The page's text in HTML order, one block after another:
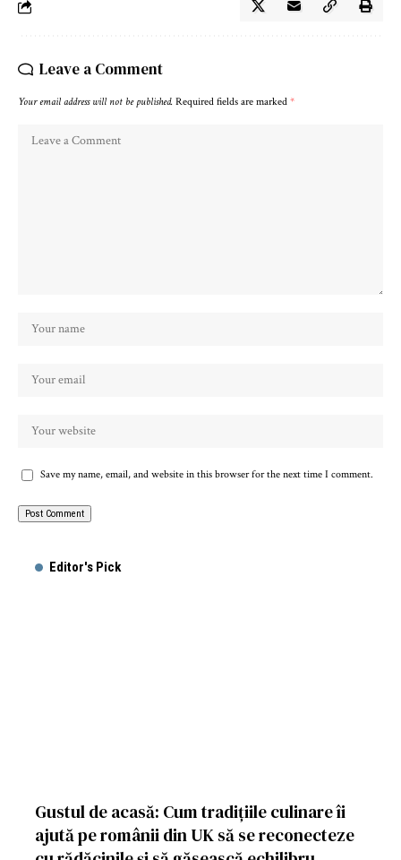
Leave a Comment
Your email address will not be published. Required fields are marked *
Save my name, email, and website in this browser for the next time I comment.
Editor's Pick
Gustul de acasă: Cum tradițiile culinare îi
ajută pe românii din UK să se reconecteze